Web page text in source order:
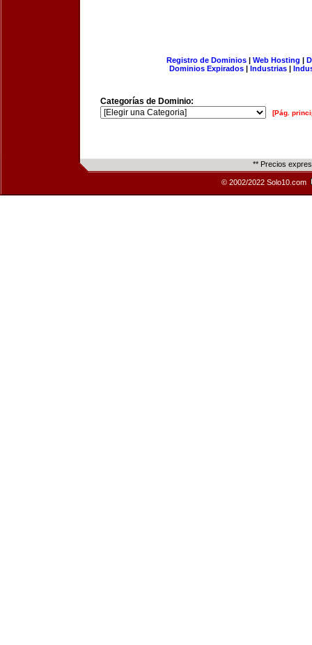
Registro de Dominios| Web Hosting |
Dominios Expirados | Industrias |
Categorías de Dominio:
[Pág.
** Precios
© 2002/2022 Solo10.com